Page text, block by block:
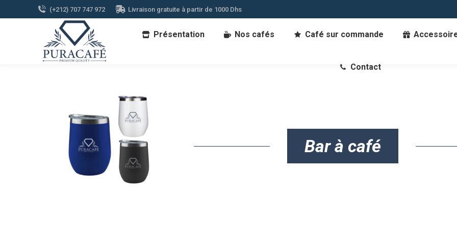
(+212) 707 747 972 Livraison gratuite à partir de 1000 Dhs
Présentation Nos cafés Café sur commande
Contact
Bar à café